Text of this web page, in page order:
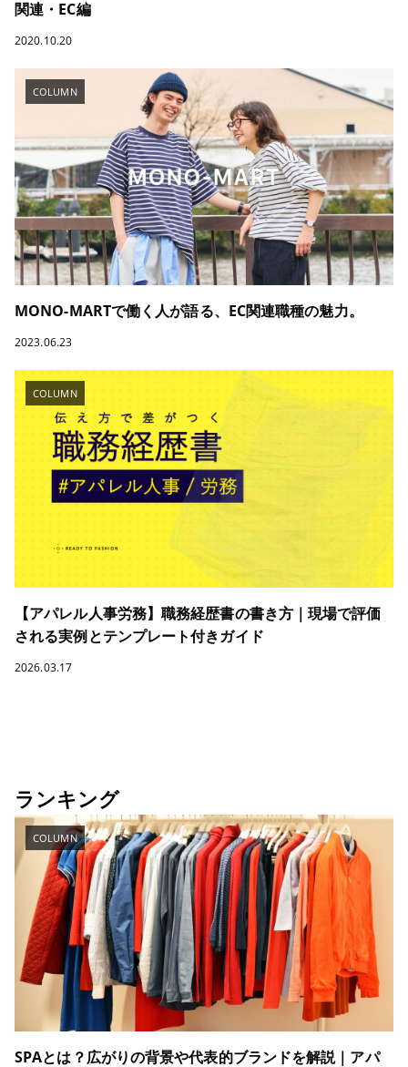
関連・EC編
2020.10.20
COLUMN
MONO-MARTで働く人が語る、EC関連職種の魅力。
2023.06.23
COLUMN
【アパレル人事労務】職務経歴書の書き方｜現場で評価
される実例とテンプレート付きガイド
2026.03.17
ランキング
COLUMN
SPAとは？広がりの背景や代表的ブランドを解説｜アパ